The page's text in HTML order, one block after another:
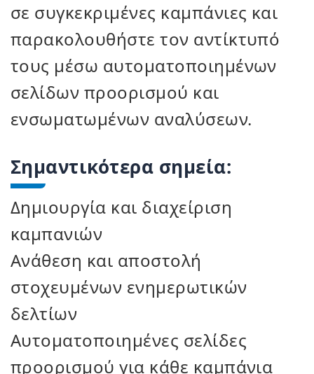
σε συγκεκριμένες καμπάνιες και
παρακολουθήστε τον αντίκτυπό
τους μέσω αυτοματοποιημένων
σελίδων προορισμού και
ενσωματωμένων αναλύσεων.
Σημαντικότερα σημεία:
Δημιουργία και διαχείριση
καμπανιών
Ανάθεση και αποστολή
στοχευμένων ενημερωτικών
δελτίων
Αυτοματοποιημένες σελίδες
προορισμού για κάθε καμπάνια